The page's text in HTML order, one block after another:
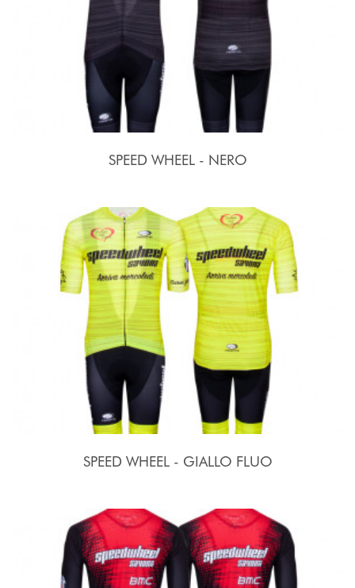
SPEED WHEEL - NERO
SPEED WHEEL - GIALLO FLUO